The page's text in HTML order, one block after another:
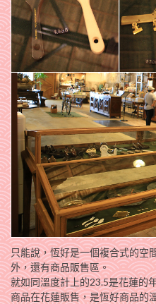
只能說，恆好是一個複合式的空
外，還有商品販售區。
就如同溫度計上的23.5是花蓮的
商品在花蓮販售，是恆好商品的